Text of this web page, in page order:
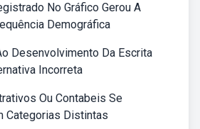
No Gráfico Gerou A
Demográfica
Desenvolvimento Da Escrita
Incorreta
Ou Contabeis Se
Categorias Distintas